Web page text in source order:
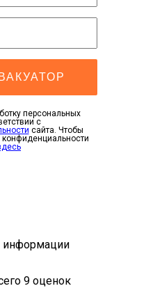
персональных
с
сайта. Чтобы
информации
9оценок